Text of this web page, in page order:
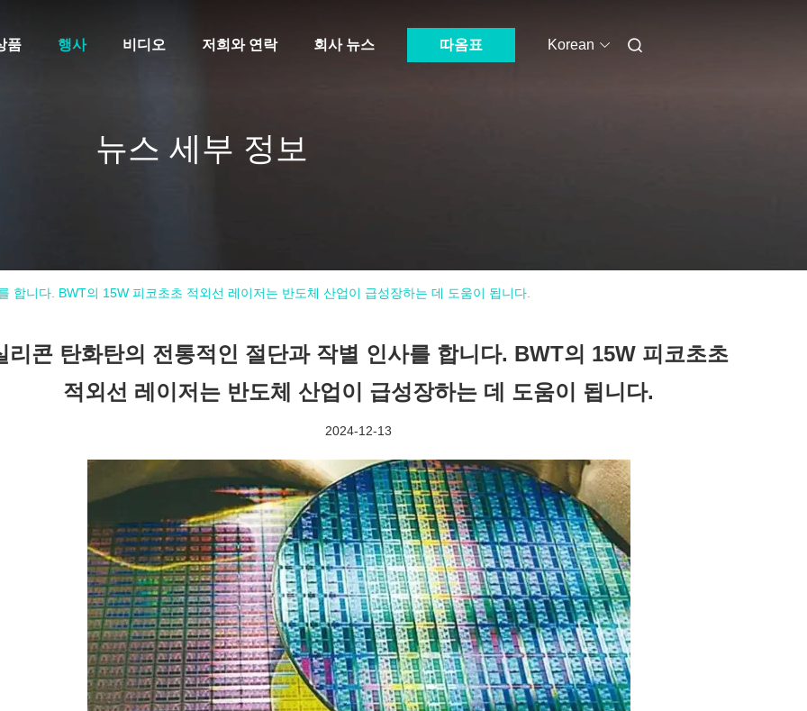
품 행사 비디오 저희와 연락 회사 뉴스 따옴표 Korean
뉴스 세부 정보
합니다. BWT의 15W 피코초초 적외선 레이저는 반도체 산업이 급성장하는 데 도움이 됩니다.
리콘 탄화탄의 전통적인 절단과 작별 인사를 합니다. BWT의 15W 피코초초
적외선 레이저는 반도체 산업이 급성장하는 데 도움이 됩니다.
2024-12-13